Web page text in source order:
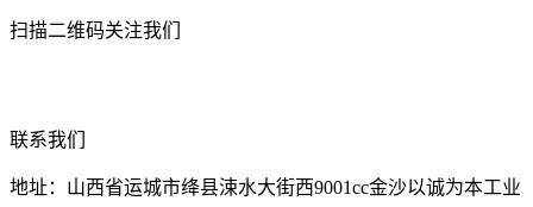
扫描二维码关注我们
联系我们
地址：山西省运城市绛县涑水大街西9001cc金沙以诚为本工业